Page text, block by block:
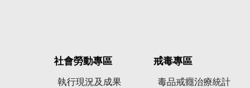
社會勞動專區
執行現況及成果
戒毒專區
毒品戒癮治療統計